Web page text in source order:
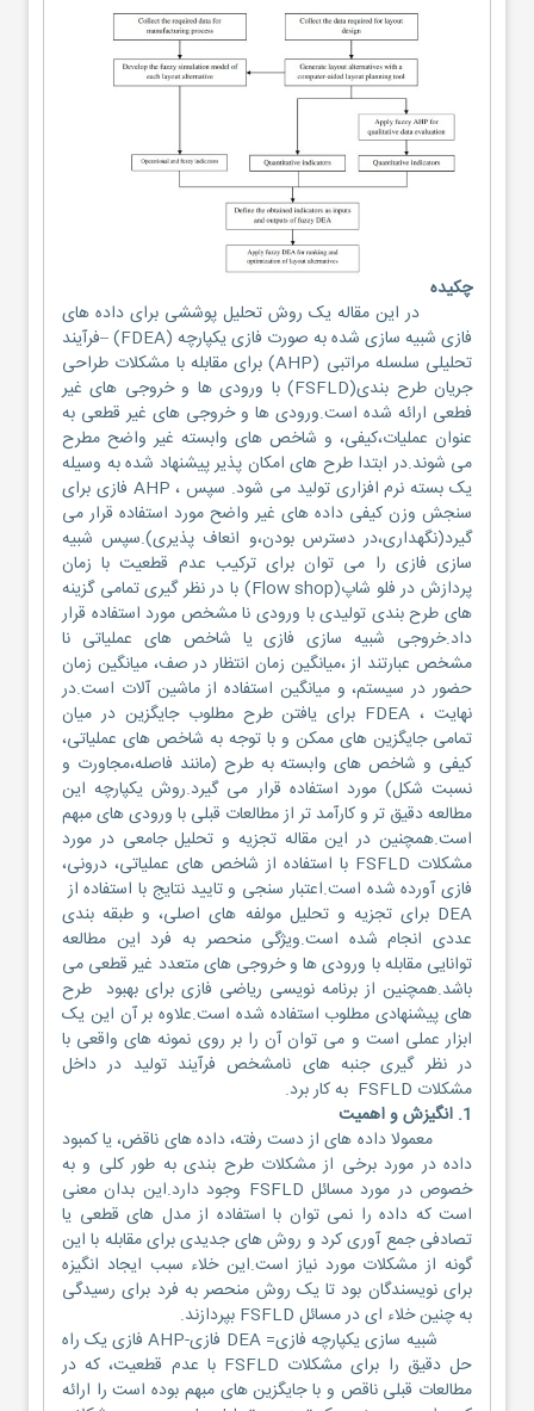
چکیده
در این مقاله یک روش تحلیل پوششی برای داده های
فازی شبیه سازی شده به صورت فازی یکپارچه (FDEA) –فرآیند
تحلیلی سلسله مراتبی (AHP) برای مقابله با مشکلات طراحی
جریان طرح بندی(FSFLD) با ورودی ها و خروجی های غیر
فطعی ارائه شده است.ورودی ها و خروجی های غیر قطعی به
عنوان عملیات،کیفی، و شاخص های وابسته غیر واضح مطرح
می شوند.در ابتدا طرح های امکان پذیر پیشنهاد شده به وسیله
یک بسته نرم افزاری تولید می شود. سپس ، AHP فازی برای
سنجش وزن کیفی داده های غیر واضح مورد استفاده قرار می
گیرد(نگهداری،در دسترس بودن،و انعاف پذیری).سپس شبیه
سازی فازی را می توان برای ترکیب عدم قطعیت با زمان
پردازش در فلو شاپ(Flow shop) با در نظر گیری تمامی گزینه
های طرح بندی تولیدی با ورودی نا مشخص مورد استفاده قرار
داد.خروجی شبیه سازی فازی یا شاخص های عملیاتی نا
مشخص عبارتند از ،میانگین زمان انتظار در صف، میانگین زمان
حضور در سیستم، و میانگین استفاده از ماشین آلات است.در
نهایت ، FDEA برای یافتن طرح مطلوب جایگزین در میان
تمامی جایگزین های ممکن و با توجه به شاخص های عملیاتی،
کیفی و شاخص های وابسته به طرح (مانند فاصله،مجاورت و
نسبت شکل) مورد استفاده قرار می گیرد.روش یکپارچه این
مطالعه دقیق تر و کارآمد تر از مطالعات قبلی با ورودی های مبهم
است.همچنین در این مقاله تجزیه و تحلیل جامعی در مورد
مشکلات FSFLD با استفاده از شاخص های عملیاتی، درونی،
فازی آورده شده است.اعتبار سنجی و تایید نتایج با استفاده از
DEA برای تجزیه و تحلیل مولفه های اصلی، و طبقه بندی
عددی انجام شده است.ویژگی منحصر به فرد این مطالعه
توانایی مقابله با ورودی ها و خروجی های متعدد غیر قطعی می
باشد.همچنین از برنامه نویسی ریاضی فازی برای بهبود طرح
های پیشنهادی مطلوب استفاده شده است.علاوه بر آن این یک
ابزار عملی است و می توان آن را بر روی نمونه های واقعی با
در نظر گیری جنبه های نامشخص فرآیند تولید در داخل
مشکلات FSFLD به کار برد.
1. انگیزش و اهمیت
معمولا داده های از دست رفته، داده های ناقض، یا کمبود
داده در مورد برخی از مشکلات طرح بندی به طور کلی و به
خصوص در مورد مسائل FSFLD وجود دارد.این بدان معنی
است که داده را نمی توان با استفاده از مدل های قطعی یا
تصادفی جمع آوری کرد و روش های جدیدی برای مقابله با این
گونه از مشکلات مورد نیاز است.این خلاء سبب ایجاد انگیزه
برای نویسندگان بود تا یک روش منحصر به فرد برای رسیدگی
به چنین خلاء ای در مسائل FSFLD بپردازند.
شبیه سازی یکپارچه فازی= DEA فازی-AHP فازی یک راه
حل دقیق را برای مشکلات FSFLD با عدم قطعیت، که در
مطالعات قبلی ناقص و با جایگزین های مبهم بوده است را ارائه